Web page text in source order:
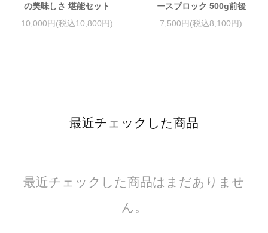
の美味しさ 堪能セット
10,000円(税込10,800円)
ースブロック 500g前後
7,500円(税込8,100円)
最近チェックした商品
最近チェックした商品はまだありませ
ん。